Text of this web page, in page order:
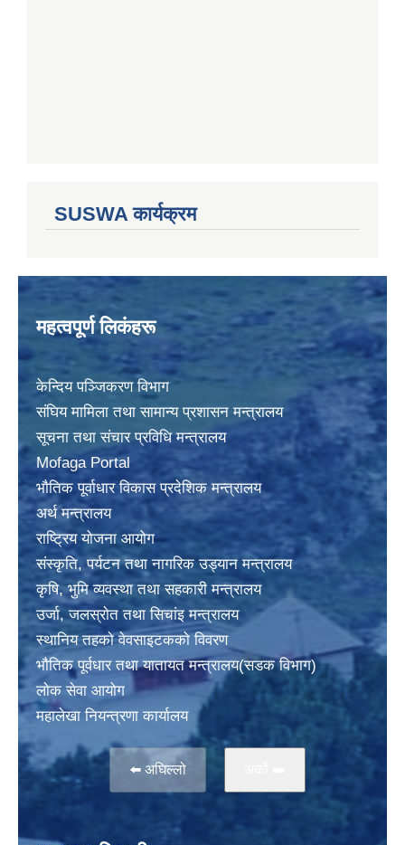
SUSWA कार्यक्रम
महत्वपूर्ण लिकंहरू
केन्दिय पञ्जिकरण विभाग
संघिय मामिला तथा सामान्य प्रशासन मन्त्रालय
सूचना तथा संचार प्रविधि मन्त्रालय
Mofaga Portal
भाैतिक पूर्वाधार विकास प्रदेशिक मन्त्रालय
अर्थ मन्त्रालय
राष्ट्रिय योजना आयोग
संस्कृति, पर्यटन तथा नागरिक उड्यान मन्त्रालय
कृषि, भुमि व्यवस्था तथा सहकारी मन्त्रालय
उर्जा, जलस्राेत तथा सिचांइ मन्त्रालय
स्थानिय तहकाे वेवसाइटककाे विवरण
भाैतिक पूर्वधार तथा यातायत मन्त्रालय(सडक विभाग)
लाेक सेवा आयोग
महालेखा नियन्त्रणा कार्यालय
⬅️ अघिल्लो